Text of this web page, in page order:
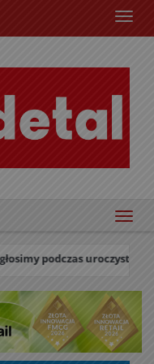
menu
menu
uroczystej Gali w dniu 27